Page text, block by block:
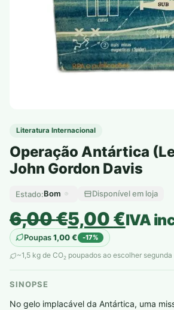
Literatura Internacional
Operação Antártica
John Gordon Davis
Estado:Bom Disponível em loja
6,00€
O
preço
original
era:
6,00 €.
5,00€
O
preço
atual
é:
5,00 €.
IVA
Poupas1,00€ -17%
~1,5 kg de CO2 poupados ao escolher segunda
SINOPSE
No gelo implacável da Antártica, uma